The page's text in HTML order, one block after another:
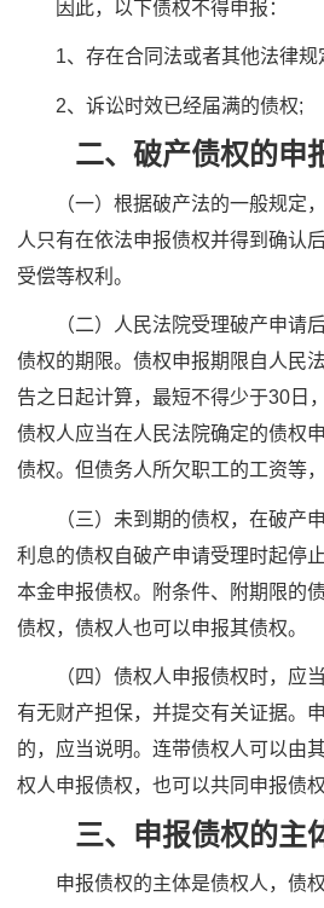
因此，以下债权不得申报：
1、存在合同法或者其他法律规
2、诉讼时效已经届满的债权;
二、破产债权的申
（一）根据破产法的一般规定，
人只有在依法申报债权并得到确认
受偿等权利。
（二）人民法院受理破产申请后
债权的期限。债权申报期限自人民
告之日起计算，最短不得少于30日
债权人应当在人民法院确定的债权
债权。但债务人所欠职工的工资等，
（三）未到期的债权，在破产申
利息的债权自破产申请受理时起停
本金申报债权。附条件、附期限的
债权，债权人也可以申报其债权。
（四）债权人申报债权时，应当
有无财产担保，并提交有关证据。
的，应当说明。连带债权人可以由
权人申报债权，也可以共同申报债权
三、申报债权的主
申报债权的主体是债权人，债权